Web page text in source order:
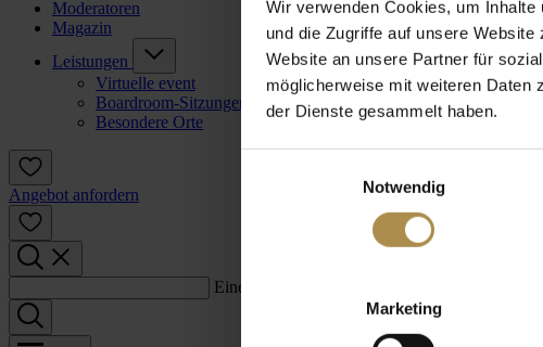
Wir verwenden Cookies, um
und die Zugriffe auf unsere
Website an unsere Partner für
möglicherweise mit weiteren Daten
der Dienste gesammelt haben.
Notwendig
Marketing
Moderatoren
Magazin
Leistungen
Virtuelle event
Boardroom-Sitzungen
Besondere Orte
Angebot anfordern
Einen Suchbegriff eingeben: